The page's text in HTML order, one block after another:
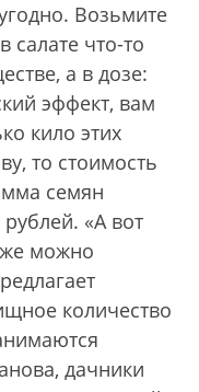
Возьмите
что-то
а в дозе:
эффект, вам
кило этих
то стоимость
семян
рублей. «А вот
можно
количество
дачники